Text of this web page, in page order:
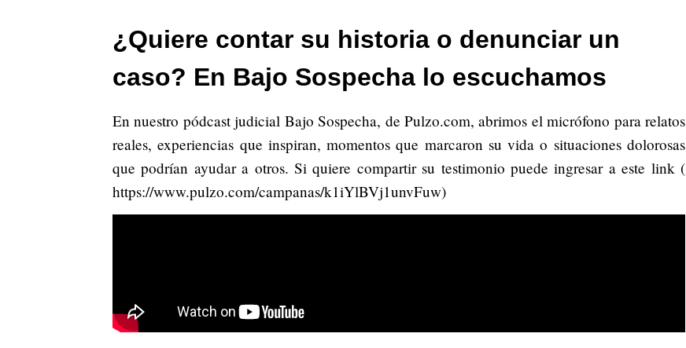
¿Quiere contar su historia o denunciar un
caso? En Bajo Sospecha lo escuchamos
En nuestro pódcast judicial Bajo Sospecha, de Pulzo.com, abrimos el micrófono para relatos
reales, experiencias que inspiran, momentos que marcaron su vida o situaciones dolorosas
que podrían ayudar a otros. Si quiere compartir su testimonio puede ingresar a este link (
https://www.pulzo.com/campanas/k1iYlBVj1unvFuw)